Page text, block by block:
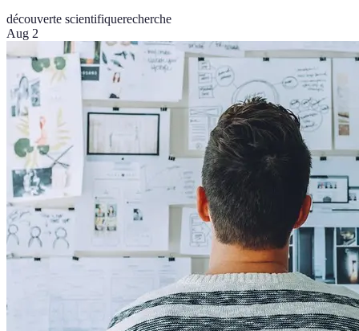
découverte scientifiquerecherche
Aug 2